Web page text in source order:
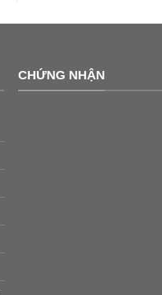
CHỨNG NHẬN